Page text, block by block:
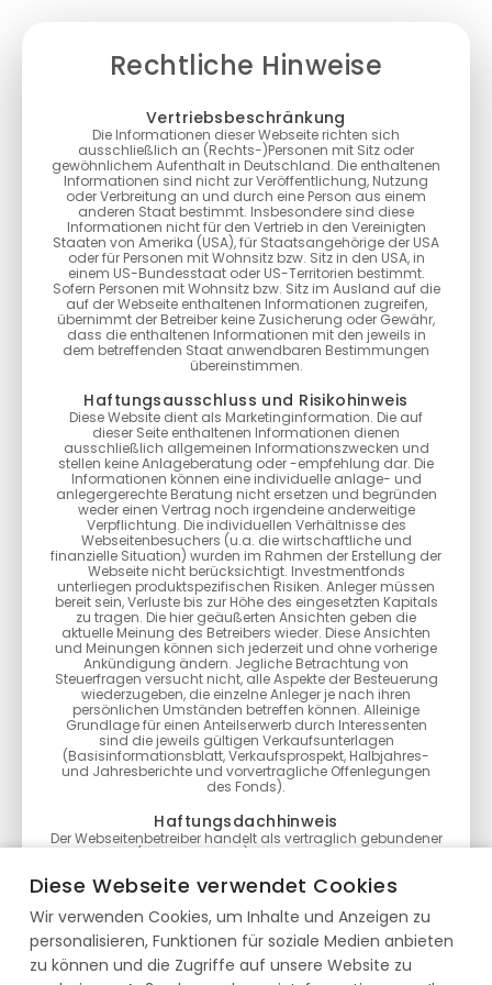
Diese Webseite verwendet Cookies
Wir verwenden Cookies, um Inhalte und Anzeigen zu
personalisieren, Funktionen für soziale Medien anbieten
zu können und die Zugriffe auf unsere Website zu
Rechtliche Hinweise
Vertriebsbeschränkung
Die Informationen dieser Webseite richten sich
ausschließlich an (Rechts-)Personen mit Sitz oder
gewöhnlichem Aufenthalt in Deutschland. Die enthaltenen
Informationen sind nicht zur Veröffentlichung, Nutzung
oder Verbreitung an und durch eine Person aus einem
anderen Staat bestimmt. Insbesondere sind diese
Informationen nicht für den Vertrieb in den Vereinigten
Staaten von Amerika (USA), für Staatsangehörige der USA
oder für Personen mit Wohnsitz bzw. Sitz in den USA, in
einem US-Bundesstaat oder US-Territorien bestimmt.
Sofern Personen mit Wohnsitz bzw. Sitz im Ausland auf die
auf der Webseite enthaltenen Informationen zugreifen,
übernimmt der Betreiber keine Zusicherung oder Gewähr,
dass die enthaltenen Informationen mit den jeweils in
dem betreffenden Staat anwendbaren Bestimmungen
übereinstimmen.
Haftungsausschluss und Risikohinweis
Diese Website dient als Marketinginformation. Die auf
dieser Seite enthaltenen Informationen dienen
ausschließlich allgemeinen Informationszwecken und
stellen keine Anlageberatung oder -empfehlung dar. Die
Informationen können eine individuelle anlage- und
anlegergerechte Beratung nicht ersetzen und begründen
weder einen Vertrag noch irgendeine anderweitige
Verpflichtung. Die individuellen Verhältnisse des
Webseitenbesuchers (u.a. die wirtschaftliche und
finanzielle Situation) wurden im Rahmen der Erstellung der
Webseite nicht berücksichtigt. Investmentfonds
unterliegen produktspezifischen Risiken. Anleger müssen
bereit sein, Verluste bis zur Höhe des eingesetzten Kapitals
zu tragen. Die hier geäußerten Ansichten geben die
aktuelle Meinung des Betreibers wieder. Diese Ansichten
und Meinungen können sich jederzeit und ohne vorherige
Ankündigung ändern. Jegliche Betrachtung von
Steuerfragen versucht nicht, alle Aspekte der Besteuerung
wiederzugeben, die einzelne Anleger je nach ihren
persönlichen Umständen betreffen können. Alleinige
Grundlage für einen Anteilserwerb durch Interessenten
sind die jeweils gültigen Verkaufsunterlagen
(Basisinformationsblatt, Verkaufsprospekt, Halbjahres-
und Jahresberichte und vorvertragliche Offenlegungen
des Fonds).
Haftungsdachhinweis
Der Webseitenbetreiber handelt als vertraglich gebundener
Vermittler (§ 3 Abs. 2 WpIG) im Auftrag, im Namen, für
Haftungsträgers BN & Partners Capital AG, Steinstraße 33,
Erbringung der Anlageberatung gemäß § 2 Abs. 2 Nr. 4
WpIG und der Anlagevermittlung gemäß § 2 Abs. 2 Nr. 3
WpIG eine entsprechende Erlaubnis der Bundesanstalt für
Finanzdienstleistungsaufsicht gemäß § 15 WpIG.